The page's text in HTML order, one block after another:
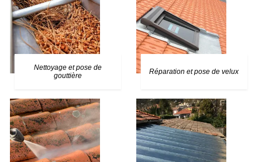
Nettoyage et pose de
gouttière
Réparation et pose de velux